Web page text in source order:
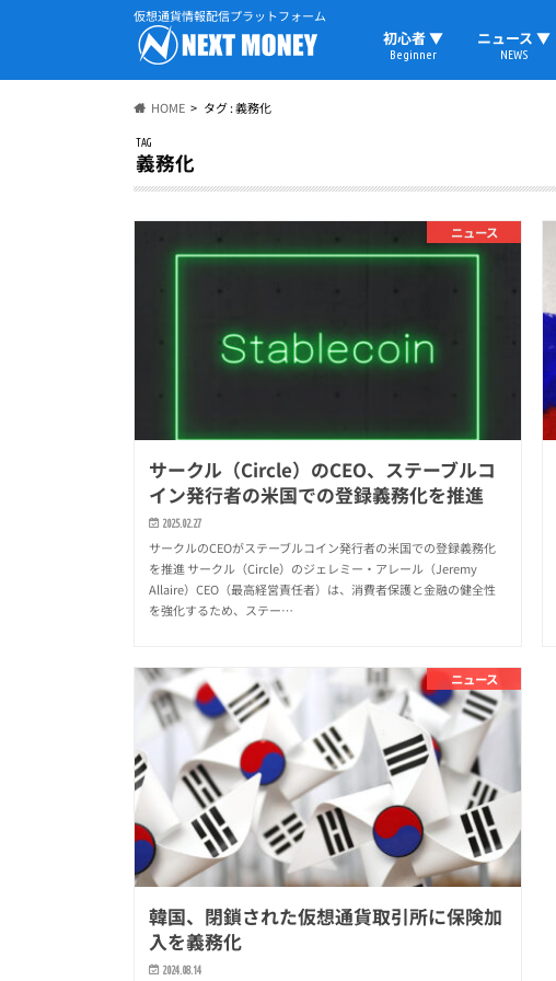
仮想通貨情報配信プラットフォーム
初心者 ▼
Beginner
ニュース ▼
NEWS
HOME タグ : 義務化
TAG
義務化
ニュース
サークル（Circle）のCEO、ステーブルコ
イン発行者の米国での登録義務化を推進
2025.02.27
サークルのCEOがステーブルコイン発行者の米国での登録義務化
を推進 サークル（Circle）のジェレミー・アレール（Jeremy
Allaire）CEO（最高経営責任者）は、消費者保護と金融の健全性
を強化するため、ステー…
ニュース
韓国、閉鎖された仮想通貨取引所に保険加
入を義務化
2024.08.14